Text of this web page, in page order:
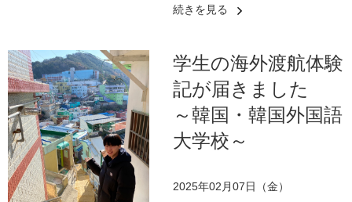
続きを見る
学生の海外渡航体験
記が届きました
～韓国・韓国外国語
大学校～
2025年02月07日（金）